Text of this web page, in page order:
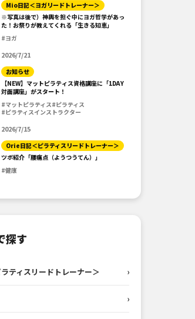
Mio日記＜ヨガリードトレーナー＞
※写真は後で）神輿を担ぐ中にヨガ哲学があっ
た！お祭りが教えてくれる「生きる知恵」
#ヨガ
2026/7/21
お知らせ
【NEW】マットピラティス資格講座に「1DAY
対面講座」がスタート！
#マットピラティス#ピラティス
#ピラティスインストラクター
2026/7/15
Orie日記＜ピラティスリードトレーナー＞
ツボ紹介「腰痛点（ようつうてん）」
#健康
探す
ティスリードトレーナー＞ ›
›